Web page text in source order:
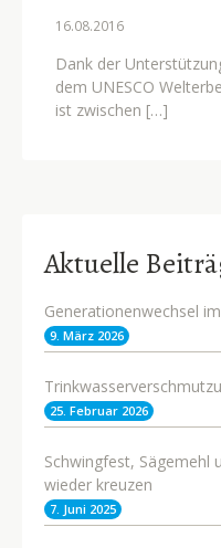
16.08.2016
Dank der
dem UNESCO
ist zwischen […]
Aktuelle
Generationenwechsel
9. März 2026
25. Februar 2026
Schwingfest, Sägemehl
wieder kreuzen
7. Juni 2025